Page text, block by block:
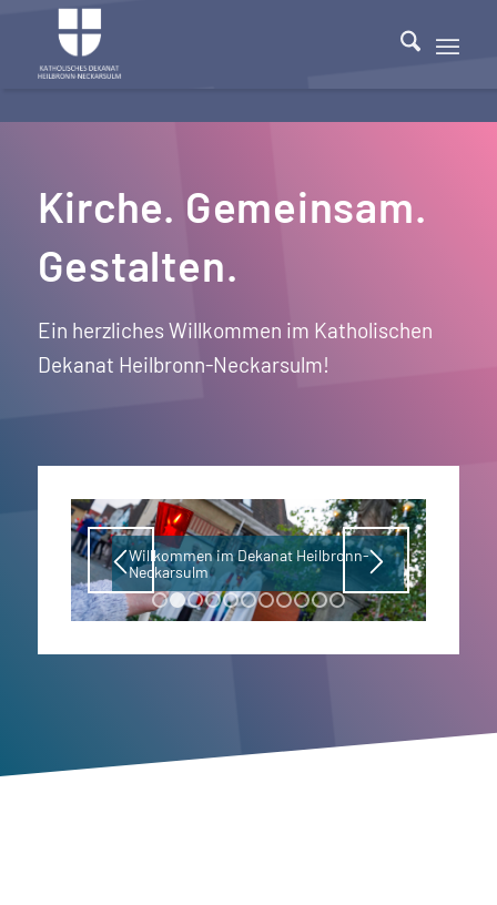
Kirche. Gemeinsam.
Gestalten.
Ein herzliches Willkommen im Katholischen
Dekanat Heilbronn-Neckarsulm!
Willkommen im Dekanat Heilbronn-
Neckarsulm
1 2 3 4 5 6 7 8 9